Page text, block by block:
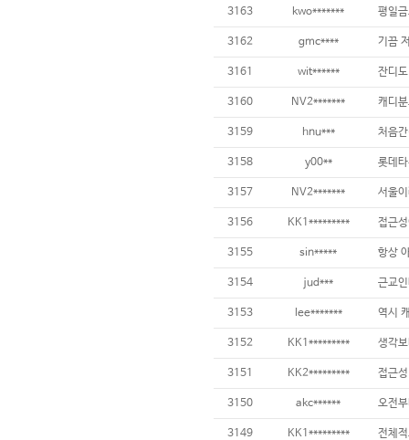
3163 kwo*******
3162 gmc****
3161 wit******
3160 NV2*******
3159 hnu***
3158 y00**
3157 NV2*******
3156 KK1*********
3155 sin*****
3154 jud***
3153 lee******* 역시
3152 KK1*********
3151 KK2*********
3150 akc******
3149 KK1*********